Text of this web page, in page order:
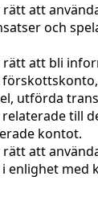
rätt att
och
rätt att bli
utförda
till
kontot.
att
enlighet med